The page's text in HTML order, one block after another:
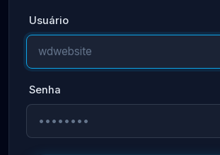
Usuário
Senha